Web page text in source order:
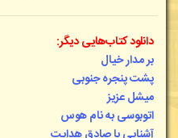
دانلود کتاب‌هایی دیگر:
بر مدار خیال
پشت پنجره جنوبی
میشل عزیز
اتوبوسی به نام هوس